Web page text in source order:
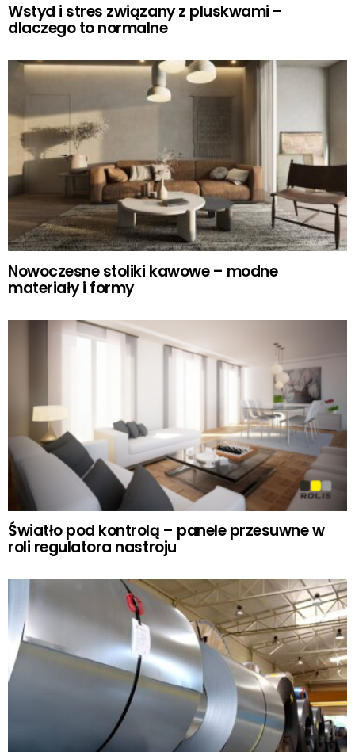
Wstyd i stres związany z pluskwami –
dlaczego to normalne
Nowoczesne stoliki kawowe – modne
materiały i formy
Światło pod kontrolą – panele przesuwne w
roli regulatora nastroju